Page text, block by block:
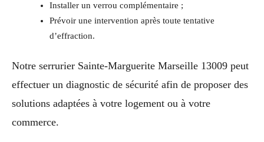
Installer un verrou complémentaire ;
Prévoir une intervention après toute tentative
d’effraction.
Notre serrurier Sainte-Marguerite Marseille 13009 peut
effectuer un diagnostic de sécurité afin de proposer des
solutions adaptées à votre logement ou à votre
commerce.